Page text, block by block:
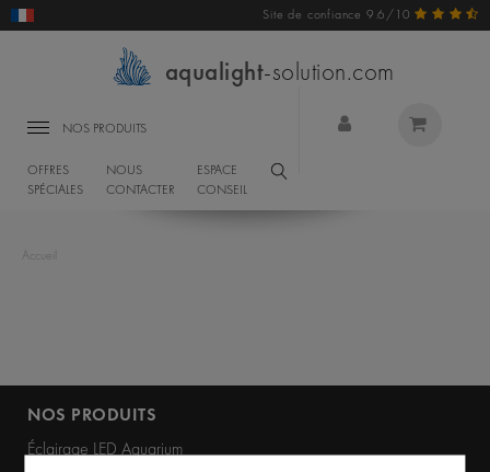
Site de confiance 9.6/10
aqualight-solution.com
NOS PRODUITS
OFFRES
SPÉCIALES
NOUS
CONTACTER
ESPACE
CONSEIL
Accueil
NOS PRODUITS
Éclairage LED Aquarium